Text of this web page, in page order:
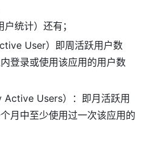
统计）还有；
User）即周活跃用户数
登录或使用该应用的用户数
Users）：即月活跃用
月中至少使用过一次该应用的